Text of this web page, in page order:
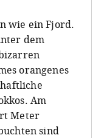
wie ein Fjord.
dem
orangenes
Am
Meter
sind